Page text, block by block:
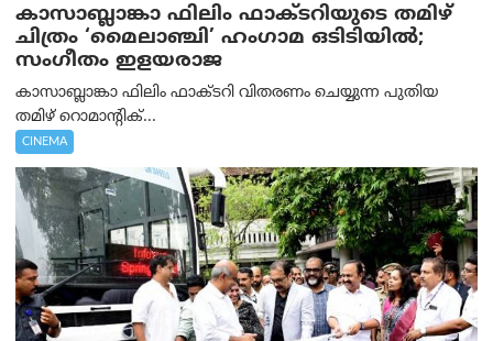
കാസാബ്ലാങ്കാ ഫിലിം ഫാക്ടറിയുടെ തമിഴ്
ചിത്രം ‘മൈലാഞ്ചി’ ഹംഗാമ ഒടിടിയിൽ;
സംഗീതം ഇളയരാജ
കാസാബ്ലാങ്കാ ഫിലിം ഫാക്ടറി വിതരണം ചെയ്യുന്ന പുതിയ
തമിഴ് റൊമാന്റിക്...
CINEMA